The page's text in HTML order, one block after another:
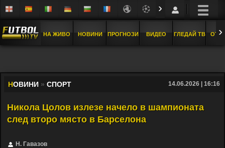
›
НА ЖИВО НОВИНИ ПРОГНОЗИ ВИДЕО ГЛЕДАЙ ТВ ›
НОВИНИ » СПОРТ 14.06.2026 | 16:16
Никола Цолов излезе начело в шампионата
след второ място в Барселона
Н. Гавазов